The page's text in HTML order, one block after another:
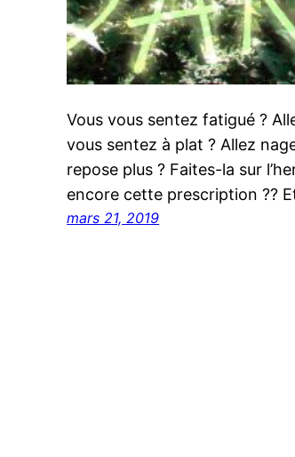
Vous vous sentez fatigué ?
vous sentez à plat ? Allez
repose plus ? Faites-la sur
encore cette prescription ??
mars 21, 2019